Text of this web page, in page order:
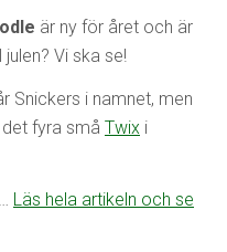
är ny för året och är
Vi ska se!
Snickers i namnet, men
fyra små Twix i
Läs hela artikeln och se